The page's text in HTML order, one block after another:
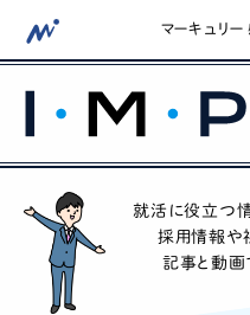
マーキュリ
就活に役立つ
採用情報や
記事と動画